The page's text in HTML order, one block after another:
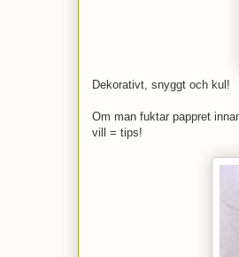
Dekorativt, snyggt och kul!
Om man fuktar pappret
vill = tips!